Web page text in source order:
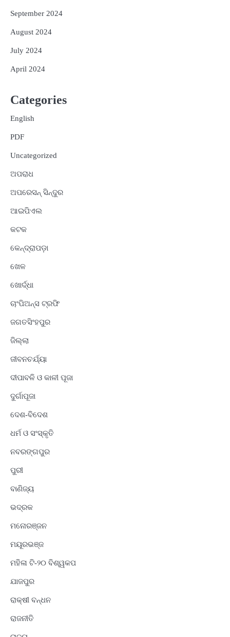
September 2024
August 2024
July 2024
April 2024
Categories
English
PDF
Uncategorized
ଅପରାଧ
ଅପରେସନ୍ ସିନ୍ଦୁର
ଆଇପିଏଲ
କଟକ
କେନ୍ଦ୍ରାପଡ଼ା
ଖେଳ
ଖୋର୍ଦ୍ଧା
ଚାଂପିଅନ୍ସ ଟ୍ରଫି
ଜଗତସିଂହପୁର
ଜିଲ୍ଲା
ଜୀବନଚର୍ଯ୍ୟା
ଦୀପାବଳି ଓ କାଳୀ ପୂଜା
ଦୁର୍ଗାପୂଜା
ଦେଶ-ବିଦେଶ
ଧର୍ମ ଓ ସଂସ୍କୃତି
ନବରଙ୍ଗପୁର
ପୁରୀ
ବାଣିଜ୍ୟ
ଭଦ୍ରକ
ମନୋରଞ୍ଜନ
ମୟୂରଭଞ୍ଜ
ମହିଳା ଟି-୨୦ ବିଶ୍ୱକପ
ଯାଜପୁର
ରାକ୍ଷୀ ବନ୍ଧନ
ରାଜନୀତି